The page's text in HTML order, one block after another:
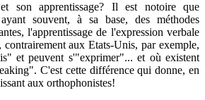
son apprentissage? Il est notoire que
souvent, à sa base, des méthodes
l'apprentissage de l'expression verbale
contrairement aux Etats-Unis, par exemple,
et peuvent s'"exprimer"... et où existent
C'est cette différence qui donne, en
aux orthophonistes!